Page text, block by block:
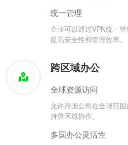
统一管理
企业可以通过VPN统一
提高安全性和管理效率。
跨区域办公
全球资源访问
允许跨国公司在全球范
持跨区域协作。
多国办公灵活性